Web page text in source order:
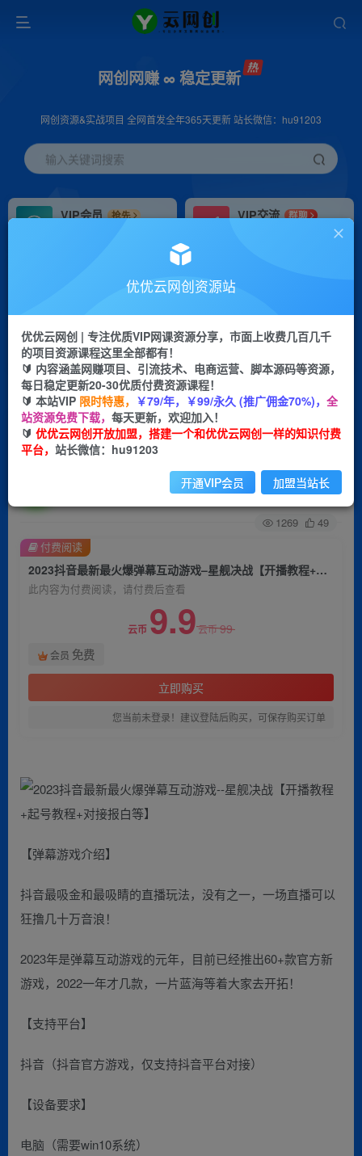
网创网赚 ∞ 稳定更新
网创资源&实战项目 全网首发全年365天更新 站长微信：hu91203
输入关键词搜索
VIP会员
抢先
VIP交流
群聊
研究探讨更多创业项目路子。
会员专属推广链接
挂机 项目
脚本卡密
APP下载
GO
首页 创业课程 会员免费 正文
2023抖音最新最火爆弹幕互动游戏–星舰决战【开
播教程+起号教程+对接报白等】
关注 私信
1269 49
2023抖音最新最火爆弹幕互动游戏–星舰决战【开播教程+起号教程+对接报白等】
此内容为付费阅读，请付费后查看
云币 9.9云币99
会员 免费
立即购买
您当前未登录！建议登陆后购买，可保存购买订单
付费阅读
【弹幕游戏介绍】
抖音最吸金和最吸睛的直播玩法，没有之一，一场直播可以
狂撸几十万音浪！
2023年是弹幕互动游戏的元年，目前已经推出60+款官方新
游戏，2022一年才几款，一片蓝海等着大家去开拓！
【支持平台】
抖音（抖音官方游戏，仅支持抖音平台对接）
【设备要求】
电脑（需要win10系统）
优优云网创资源站
优优云网创 | 专注优质VIP网课资源分享，市面上收费几百几千
的项目资源课程这里全部都有！
🔰 内容涵盖网赚项目、引流技术、电商运营、脚本源码等资源，
每日稳定更新20-30优质付费资源课程！
🔰 本站VIP 限时特惠， ￥79/年，￥99/永久 (推广佣金70%)， 全
站资源免费下载， 每天更新，欢迎加入！
🔰 优优云网创开放加盟，搭建一个和优优云网创一样的知识付费
平台， 站长微信：hu91203
开通VIP会员 加盟当站长